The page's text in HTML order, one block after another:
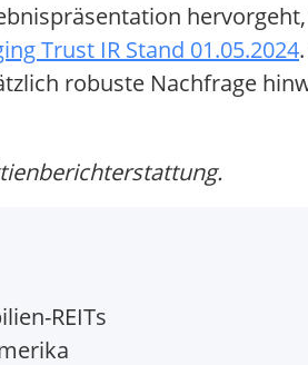
Trust IR Stand 01.05.2024
robuste Nachfrage
REITs